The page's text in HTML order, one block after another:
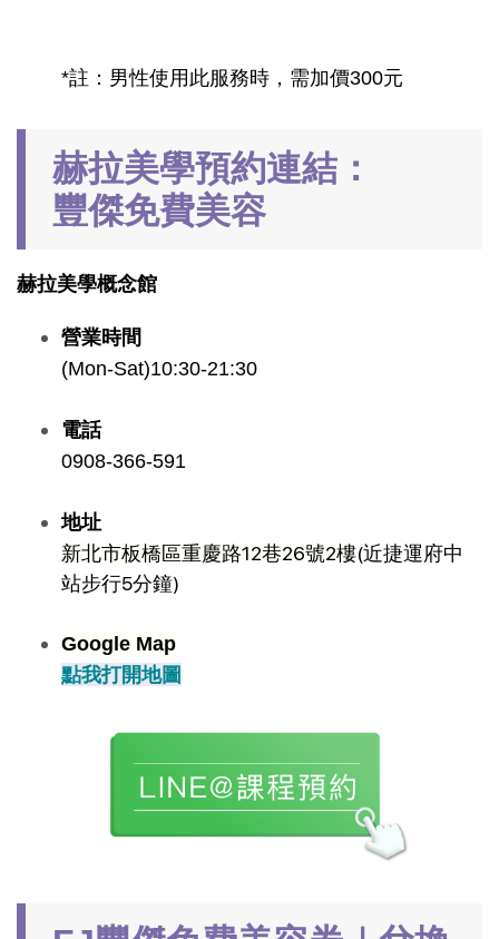
*註：男性使用此服務時，需加價300元
赫拉美學預約連結：
豐傑免費美容
赫拉美學概念館
營業時間
(Mon-Sat)10:30-21:30
電話
0908-366-591
地址
新北市板橋區重慶路12巷26號2樓(近捷運府中
站步行5分鐘)
Google Map
點我打開地圖